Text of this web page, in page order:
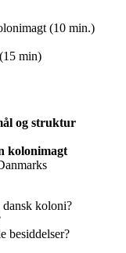
(10 min.)
min)
og struktur
kolonimagt
koloni?
besiddelser?